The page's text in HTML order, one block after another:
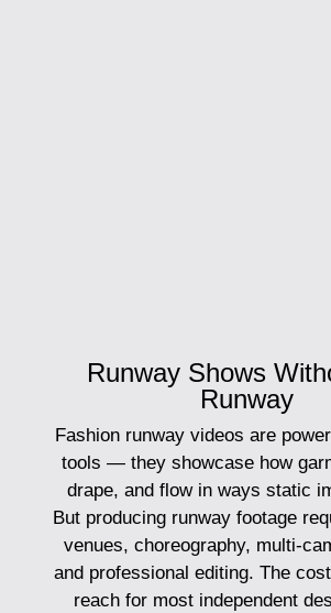
Runway Shows
Runway
Fashion runway videos are
tools — they showcase how
drape, and flow in ways static
But producing runway footage
venues, choreography, multi-
and professional editing. The
reach for most independent